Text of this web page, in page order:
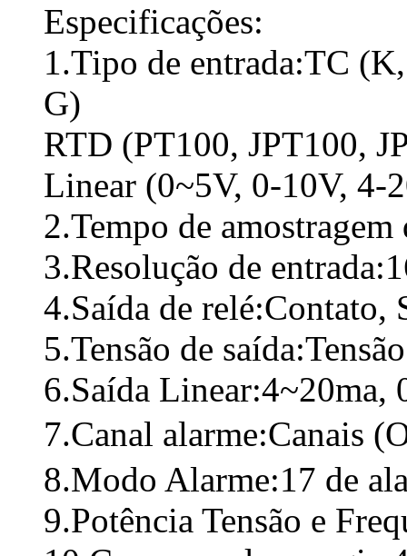
Especificações:
1.Tipo de entrada:TC
G)
RTD (PT100, JPT100,
Linear (0~5V, 0-10V, 4-
2.Tempo de
3.Resolução de
4.Saída de relé:Contato,
5.Tensão de
6.Saída Linear:4~20ma,
7.Canal alarme:Canais
8.Modo Alarme:17 de
9.Potência Tensão e